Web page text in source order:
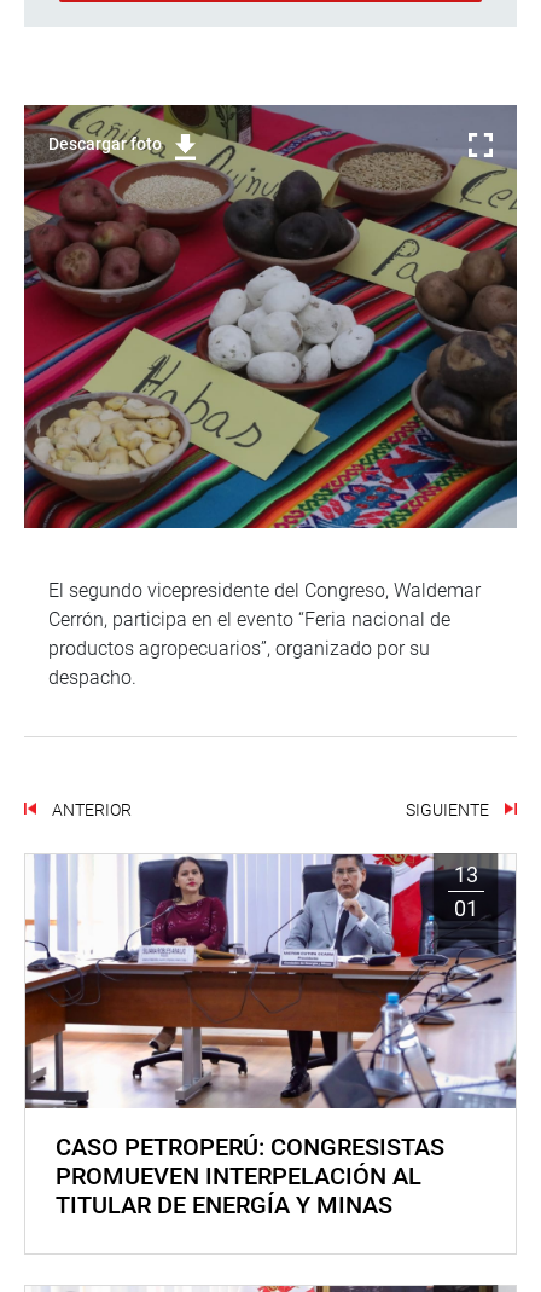
Descargar foto
El segundo vicepresidente del Congreso, Waldemar
Cerrón, participa en el evento “Feria nacional de
productos agropecuarios”, organizado por su
despacho.
ANTERIOR SIGUIENTE
13
01
CASO PETROPERÚ: CONGRESISTAS
PROMUEVEN INTERPELACIÓN AL
TITULAR DE ENERGÍA Y MINAS